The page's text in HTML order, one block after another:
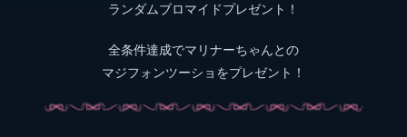
ランダムブロマイドプレゼント！
全条件達成でマリナーちゃんとの
マジフォンツーショをプレゼント！